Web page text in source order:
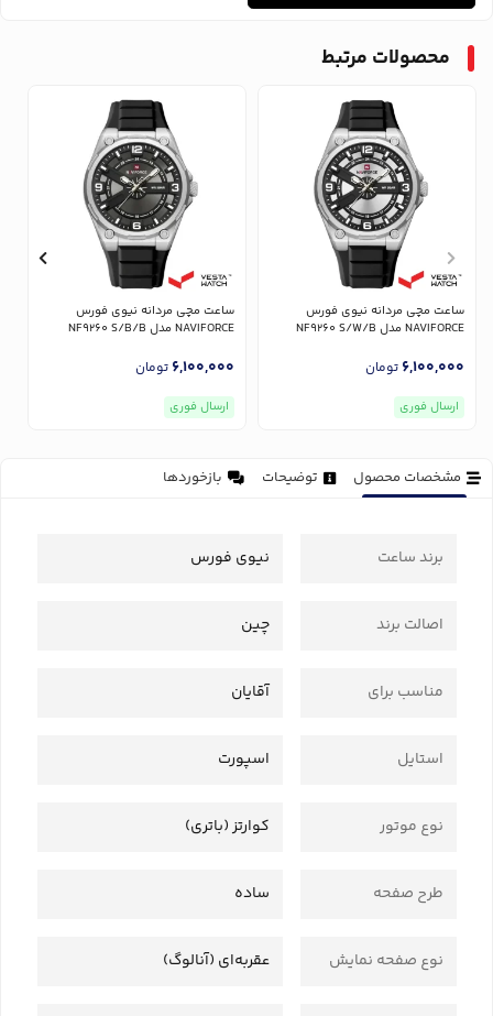
محصولات مرتبط
ساعت مچی مردانه نیوی فورس
NAVIFORCE مدل NF9260 S/W/B
6,100,000 تومان
ارسال فوری
ساعت مچی مردانه نیوی فورس
NAVIFORCE مدل NF9260 S/B/B
6,100,000 تومان
ارسال فوری
مشخصات محصول توضیحات بازخوردها
برند ساعت نیوی فورس
اصالت برند چین
مناسب برای آقایان
استایل اسپورت
نوع موتور کوارتز (باتری)
طرح صفحه ساده
نوع صفحه نمایش عقربه‌ای (آنالوگ)